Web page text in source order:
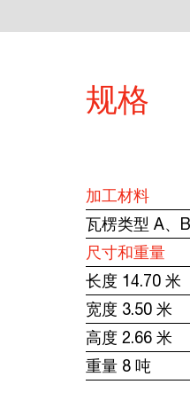
规格
加工材料
瓦楞类型 A、
尺寸和重量
长度 14.70 米
宽度 3.50 米
高度 2.66 米
重量 8 吨